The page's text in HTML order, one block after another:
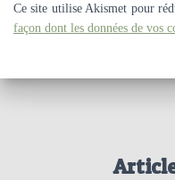
Ce site utilise Akismet pour
façon dont les données de vos